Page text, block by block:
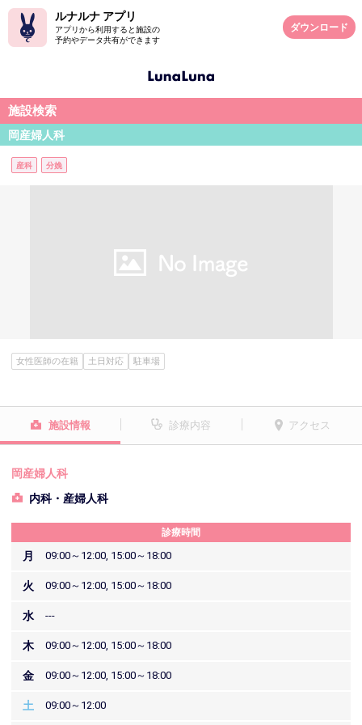
ルナルナ アプリ
アプリから利用すると施設の
予約やデータ共有ができます
ダウンロード
施設検索
岡産婦人科
産科 分娩
女性医師の在籍 土日対応 駐車場
施設情報 診療内容 アクセス
岡産婦人科
内科・産婦人科
診療時間
月 09:00～12:00, 15:00～18:00
火 09:00～12:00, 15:00～18:00
水 ---
木 09:00～12:00, 15:00～18:00
金 09:00～12:00, 15:00～18:00
土 09:00～12:00